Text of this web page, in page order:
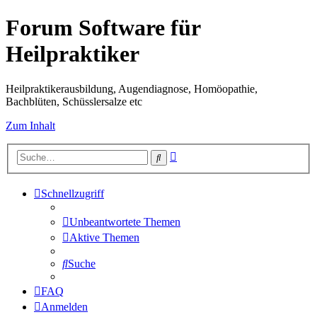
Forum Software für
Heilpraktiker
Heilpraktikerausbildung, Augendiagnose, Homöopathie,
Bachblüten, Schüsslersalze etc
Zum Inhalt
Suche
Schnellzugriff
Unbeantwortete Themen
Aktive Themen
Suche
FAQ
Anmelden